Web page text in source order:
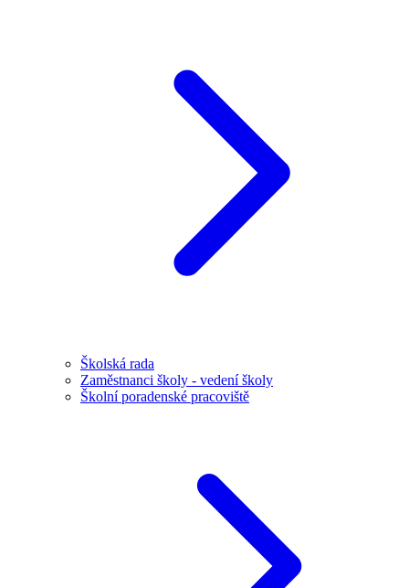
Školská rada
Zaměstnanci školy - vedení školy
Školní poradenské pracoviště